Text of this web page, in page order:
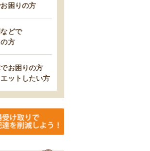
ス締め切り日時変
ットの締め切り日
て
業のお知らせ
困りの方
どで
方
お困りの方
エットしたい方